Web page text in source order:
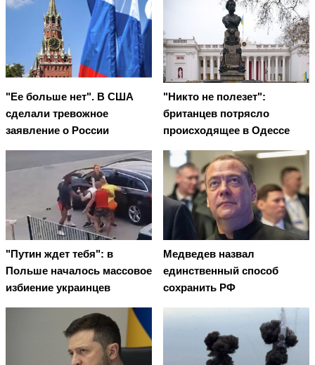
"Ее больше нет". В США
сделали тревожное
заявление о России
"Никто не полезет":
британцев потрясло
происходящее в Одессе
"Путин ждет тебя": в
Польше началось массовое
избиение украинцев
Медведев назвал
единственный способ
сохранить РФ